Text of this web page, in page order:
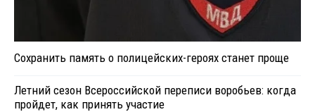
Сохранить память о полицейских-героях станет проще
Летний сезон Всероссийской переписи воробьев: когда
пройдет, как принять участие